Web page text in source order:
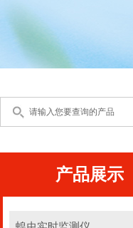
产品展示